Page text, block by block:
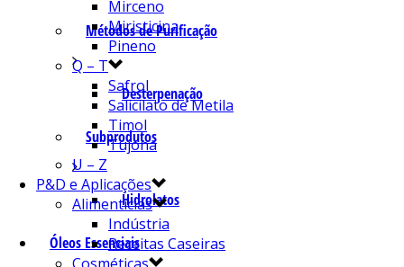
Métodos de Purificação
Desterpenação
Subprodutos
Hidrolatos
Óleos Essenciais
Mirceno
Miristicina
Pineno
Q – T
Safrol
Salicilato de Metila
Timol
Tujona
U – Z
P&D e Aplicações
Alimentícias
Indústria
Receitas Caseiras